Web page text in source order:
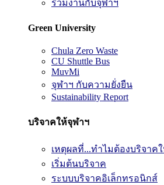
ร่วมงานกับจุฬาฯ
Green University
Chula Zero Waste
CU Shuttle Bus
MuvMi
จุฬาฯ กับความยั่งยืน
Sustainability Report
บริจาคให้จุฬาฯ
เหตุผลที่...ทำไมต้องบริจาค
เริ่มต้นบริจาค
ระบบบริจาคอิเล็กทรอนิกส์